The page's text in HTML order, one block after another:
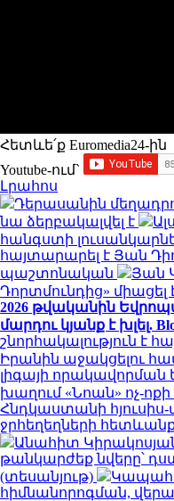
Հետևե՛ք Euromedia24-ին
Youtube-ում`
Լրահոս
Դերասանին
նա ձերբակալվել է
հանգստի
հայտարարել է Յան
պաշտոնական
Յան
Դորտմունդից» միացել
2026 թվականին
մարդու կյանք է խլել.
շնորհակալություն է
Իրանին աջակցելու
լիգայի որակավորման
խաղում «Նոան» ոչ-
Հնդկաստանի հյուսիս-
ջրհեղեղների
Անահիտ
թանկարժեք նվերը՝
(տեսանյութ)
հիմնանորոգման,